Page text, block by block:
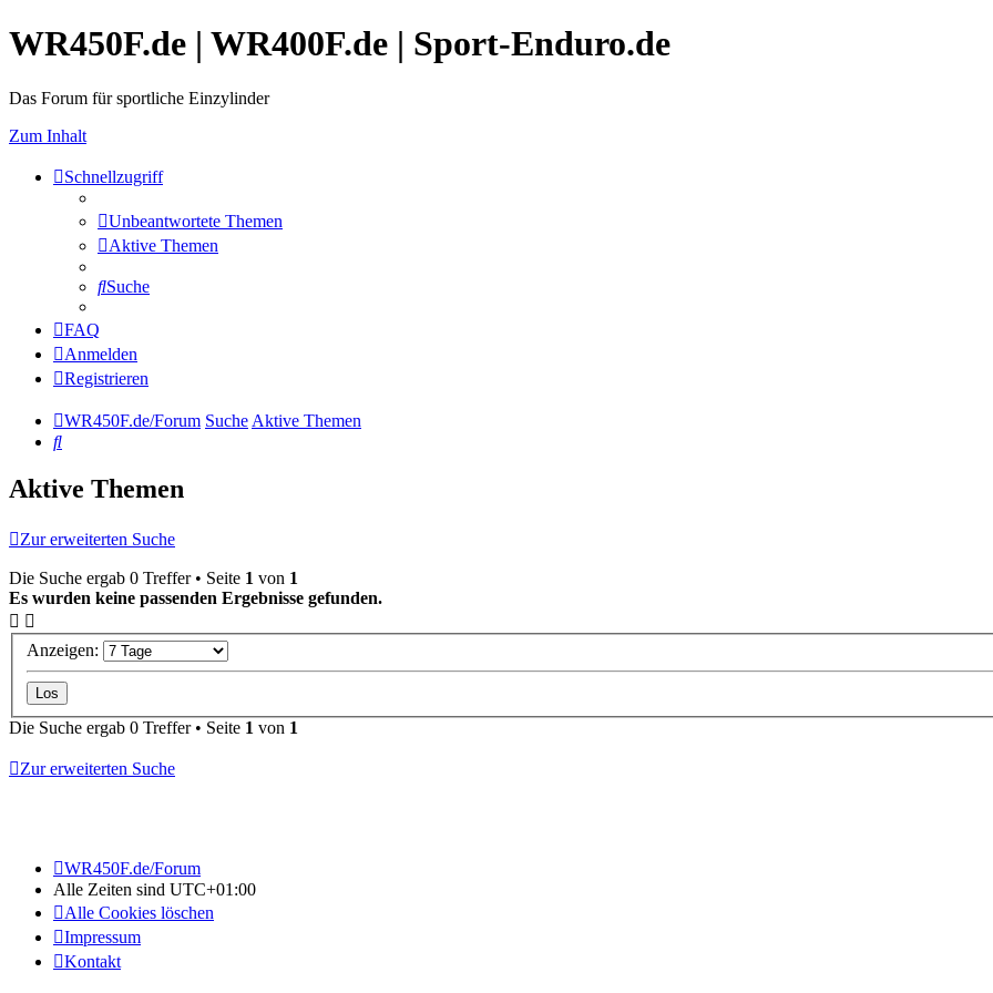
WR450F.de | WR400F.de | Sport-Enduro.de
Das Forum für sportliche Einzylinder
Zum Inhalt
Schnellzugriff
Unbeantwortete Themen
Aktive Themen
Suche
FAQ
Anmelden
Registrieren
WR450F.de/Forum Suche Aktive Themen
Suche
Aktive Themen
Zur erweiterten Suche
Die Suche ergab 0 Treffer • Seite 1 von 1
Es wurden keine passenden Ergebnisse gefunden.
Anzeigen:
Die Suche ergab 0 Treffer • Seite 1 von 1
Zur erweiterten Suche
WR450F.de/Forum
Alle Zeiten sind UTC+01:00
Alle Cookies löschen
Impressum
Kontakt